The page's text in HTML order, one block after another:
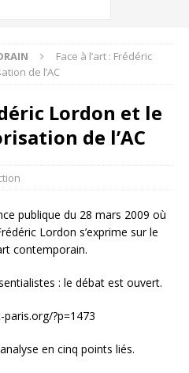
Face à l’art : Frédéric
de l’AC
Lordon et le
de l’AC
publique du 28 mars 2009 où
Lordon s’exprime sur le
contemporain.
: le débat est ouvert.
?p=1473
en cinq points liés.